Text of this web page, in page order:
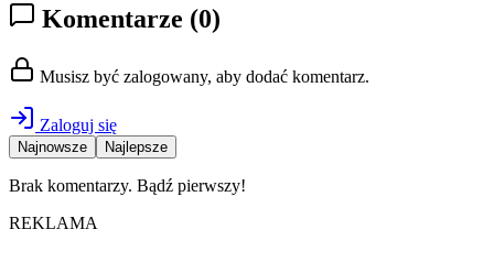
Komentarze (0)
Musisz być zalogowany, aby dodać komentarz.
Zaloguj się
Najnowsze Najlepsze
Brak komentarzy. Bądź pierwszy!
REKLAMA